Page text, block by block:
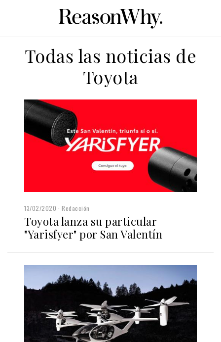
Todas las noticias de
Toyota
13/02/2020 Redacción
Toyota lanza su particular
"Yarisfyer" por San Valentín